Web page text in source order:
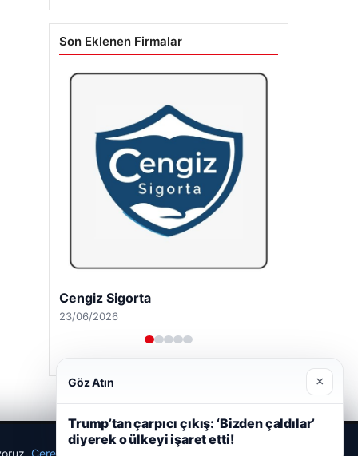
Son Eklenen Firmalar
Cengiz Sigorta
23/06/2026
Çerez Politikamız
Göz Atın ×
Trump’tan çarpıcı çıkış: ‘Bizden çaldılar’
diyerek o ülkeyi işaret etti!